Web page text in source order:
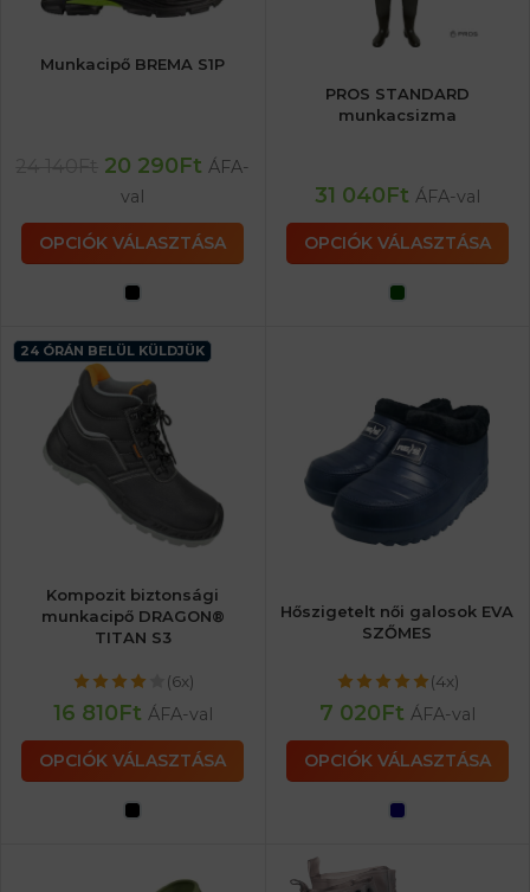
Munkacipő BREMA S1P
20 290Ft ÁFA-
val
OPCIÓK VÁLASZTÁSA
PROS STANDARD
munkacsizma
31 040Ft ÁFA-val
OPCIÓK VÁLASZTÁSA
24 ÓRÁN BELÜL KÜLDJÜK
Kompozit biztonsági
munkacipő DRAGON®
TITAN S3
(6x)
16 810Ft ÁFA-val
OPCIÓK VÁLASZTÁSA
Hőszigetelt női galosok EVA
SZŐMES
(4x)
7 020Ft ÁFA-val
OPCIÓK VÁLASZTÁSA